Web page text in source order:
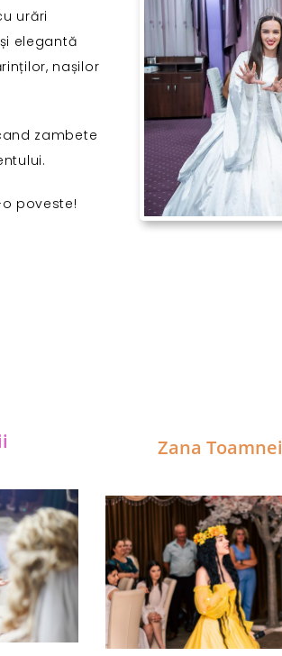
urări
elegantă
nașilor
zambete
poveste!
Zana Toamnei